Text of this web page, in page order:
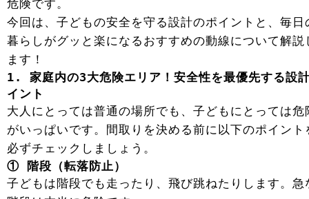
危険です。
今回は、子どもの安全を守る設計のポイントと、毎日
暮らしがグッと楽になるおすすめの動線について解説
ます！
1. 家庭内の3大危険エリア！安全性を最優先する設
イント
大人にとっては普通の場所でも、子どもにとっては危
がいっぱいです。間取りを決める前に以下のポイント
必ずチェックしましょう。
① 階段（転落防止）
子どもは階段でも走ったり、飛び跳ねたりします。急